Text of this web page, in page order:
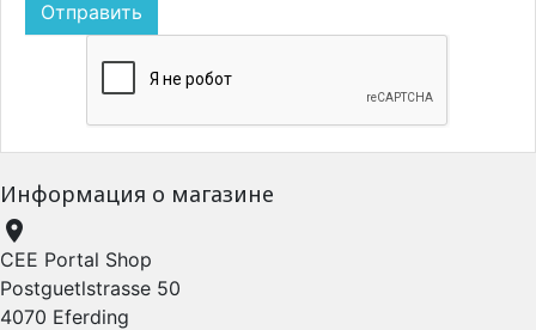
Информация о магазине

CEE Portal Shop
Postguetlstrasse 50
4070 Eferding